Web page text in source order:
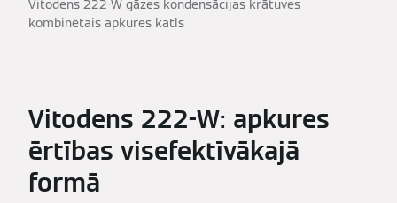
Vitodens 222-W gāzes kondensācijas krātuves
kombinētais apkures katls
Vitodens 222-W: apkures
ērtības visefektīvākajā
formā